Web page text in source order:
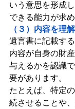
いう意思を形成
できる能力が求め
（３）内容を理
遺言書に記載す
内容が自身の財
与えるかを認識
要があります。
たとえば、特定
続させることや